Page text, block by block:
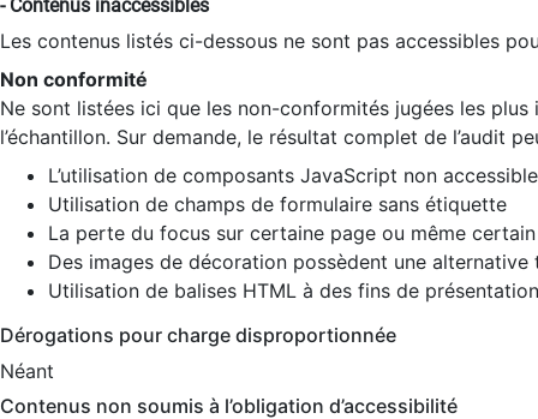
- Contenus inaccessibles
Les contenus listés ci-dessous ne sont pas accessibles
Non conformité
Ne sont listées ici que les non-conformités jugées les
l’échantillon. Sur demande, le résultat complet de l’audit
L’utilisation de composants JavaScript non
Utilisation de champs de formulaire sans étiquette
La perte du focus sur certaine page ou même
Des images de décoration possèdent une alternative
Utilisation de balises HTML à des fins de
Dérogations pour charge disproportionnée
Néant
Contenus non soumis à l’obligation d’accessibilité